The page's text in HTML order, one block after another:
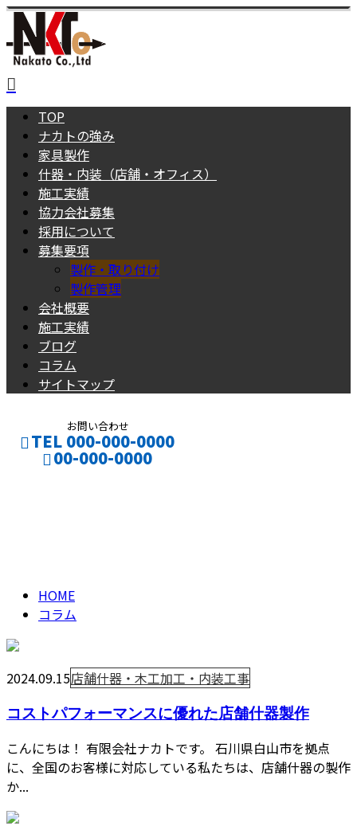
TOP
ナカトの強み
家具製作
什器・内装（店舗・オフィス）
施工実績
協力会社募集
採用について
募集要項
製作・取り付け
製作管理
会社概要
施工実績
ブログ
コラム
サイトマップ
お問い合わせ
TEL 000-000-0000
00-000-0000
HOME
コラム
2024.09.15店舗什器・木工加工・内装工事
コストパフォーマンスに優れた店舗什器製作
こんにちは！ 有限会社ナカトです。 石川県白山市を拠点
に、全国のお客様に対応している私たちは、店舗什器の製作
か...